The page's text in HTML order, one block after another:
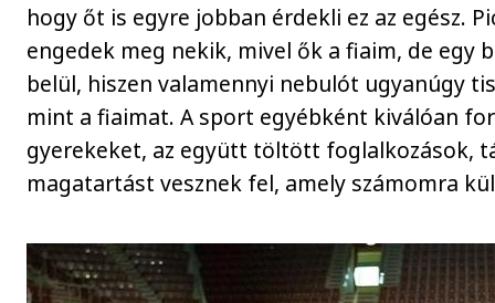
hogy őt is egyre jobban érdekli ez az egész.
engedek meg nekik, mivel ők a fiaim, de egy
belül, hiszen valamennyi nebulót ugyanúgy
mint a fiaimat. A sport egyébként kiválóan
gyerekeket, az együtt töltött foglalkozások,
magatartást vesznek fel, amely számomra